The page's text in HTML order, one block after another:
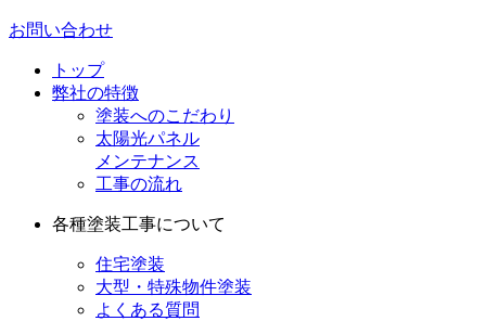
お問い合わせ
トップ
弊社の特徴
塗装へのこだわり
太陽光パネル
メンテナンス
工事の流れ
各種塗装工事について
住宅塗装
大型・特殊物件塗装
よくある質問